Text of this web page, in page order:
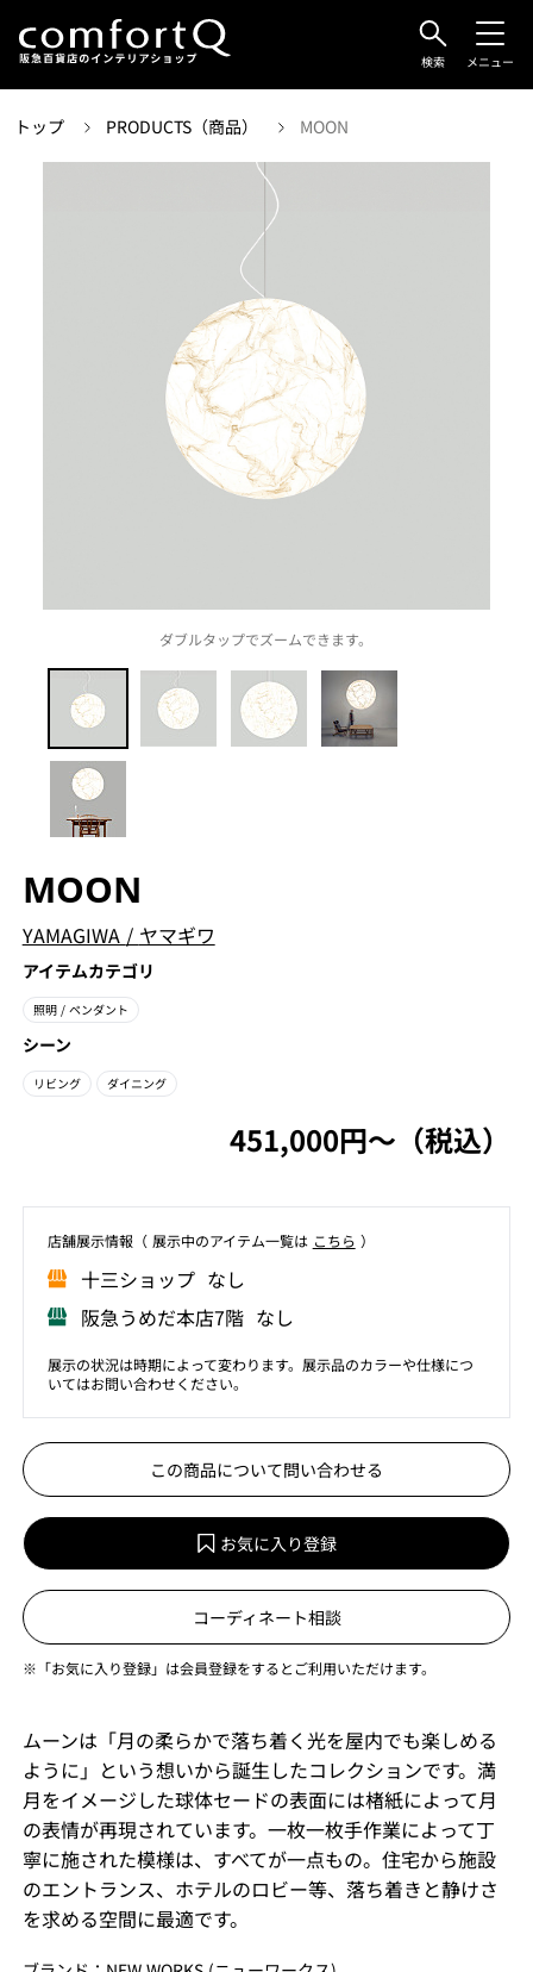
検索 メニュー
トップ PRODUCTS（商品） MOON
ダブルタップでズームできます。
MOON
YAMAGIWA / ヤマギワ
アイテムカテゴリ
照明 / ペンダント
シーン
リビング ダイニング
451,000円〜（税込）
店舗展⽰情報（ 展⽰中のアイテム⼀覧は こちら ）
⼗三ショップ なし
阪急うめだ本店7階 なし
展示の状況は時期によって変わります。展示品のカラーや仕様につ
いてはお問い合わせください。
この商品について問い合わせる
お気に入り登録
コーディネート相談
※「お気に入り登録」は会員登録をするとご利用いただけます。
ムーンは「月の柔らかで落ち着く光を屋内でも楽しめる
ように」という想いから誕生したコレクションです。満
月をイメージした球体セードの表面には楮紙によって月
の表情が再現されています。一枚一枚手作業によって丁
寧に施された模様は、すべてが一点もの。住宅から施設
のエントランス、ホテルのロビー等、落ち着きと静けさ
を求める空間に最適です。